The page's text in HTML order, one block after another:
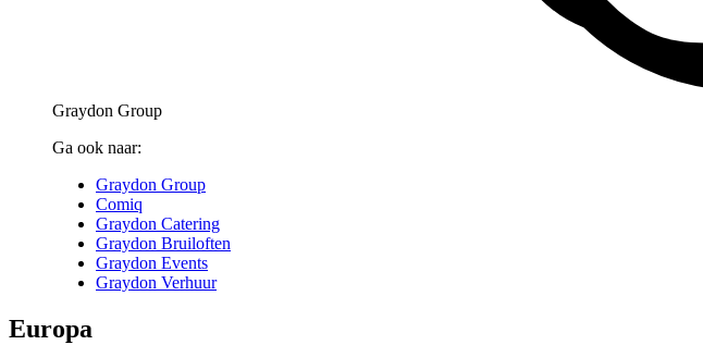
Graydon Group
Ga ook naar:
Graydon Group
Comiq
Graydon Catering
Graydon Bruiloften
Graydon Events
Graydon Verhuur
Europa